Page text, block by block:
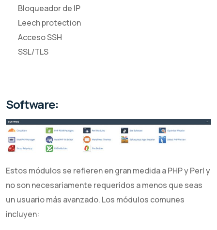
Bloqueador de IP
Leech protection
Acceso SSH
SSL/TLS
Software:
Estos módulos se refieren en gran medida a PHP y Perl y
no son necesariamente requeridos a menos que seas
un usuario más avanzado. Los módulos comunes
incluyen: